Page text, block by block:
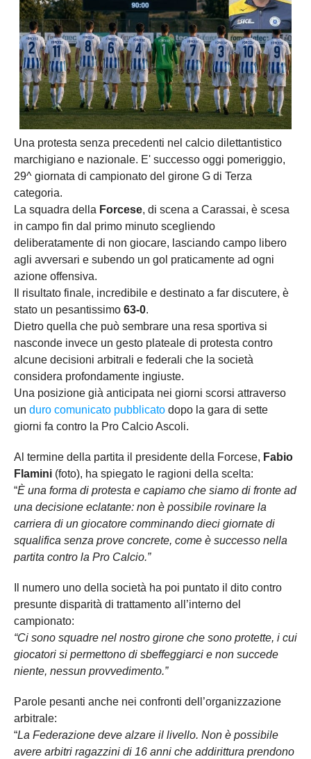
Una protesta senza precedenti nel calcio dilettantistico
marchigiano e nazionale. E' successo oggi pomeriggio,
29^ giornata di campionato del girone G di Terza
categoria.
La squadra della Forcese, di scena a Carassai, è scesa
in campo fin dal primo minuto scegliendo
deliberatamente di non giocare, lasciando campo libero
agli avversari e subendo un gol praticamente ad ogni
azione offensiva.
Il risultato finale, incredibile e destinato a far discutere, è
stato un pesantissimo 63-0.
Dietro quella che può sembrare una resa sportiva si
nasconde invece un gesto plateale di protesta contro
alcune decisioni arbitrali e federali che la società
considera profondamente ingiuste.
Una posizione già anticipata nei giorni scorsi attraverso
un duro comunicato pubblicato dopo la gara di sette
giorni fa contro la Pro Calcio Ascoli.
Al termine della partita il presidente della Forcese, Fabio
Flamini (foto), ha spiegato le ragioni della scelta:
“È una forma di protesta e capiamo che siamo di fronte ad
una decisione eclatante: non è possibile rovinare la
carriera di un giocatore comminando dieci giornate di
squalifica senza prove concrete, come è successo nella
partita contro la Pro Calcio.”
Il numero uno della società ha poi puntato il dito contro
presunte disparità di trattamento all’interno del
campionato:
“Ci sono squadre nel nostro girone che sono protette, i cui
giocatori si permettono di sbeffeggiarci e non succede
niente, nessun provvedimento.”
Parole pesanti anche nei confronti dell’organizzazione
arbitrale:
“La Federazione deve alzare il livello. Non è possibile
avere arbitri ragazzini di 16 anni che addirittura prendono